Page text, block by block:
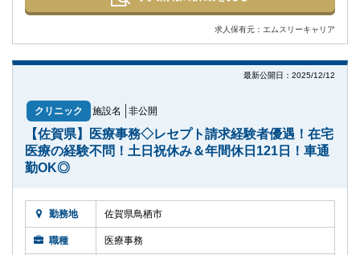
求人保有元：エムスリーキャリア
最新公開日：2025/12/12
クリニック 施設名 非公開
【佐賀県】医療事務◇レセプト請求経験者優遇！在宅
医療の経験不問！土日祝休み＆年間休日121日！車通
勤OK◎
勤務地 佐賀県鳥栖市
職種 医療事務